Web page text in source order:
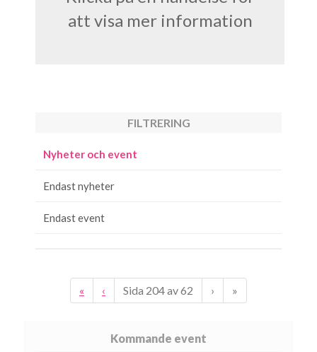
att visa mer information
FILTRERING
Nyheter och event
Endast nyheter
Endast event
« ‹ Sida 204av62 › »
Kommande event